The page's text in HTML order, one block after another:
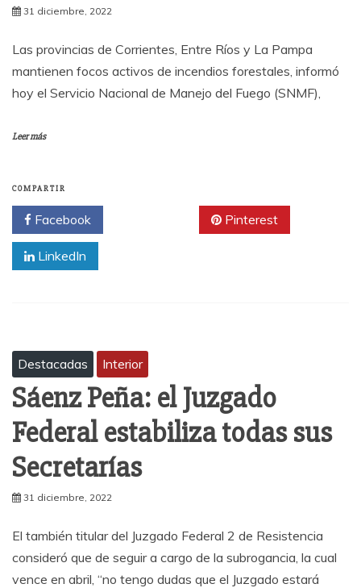
31 diciembre, 2022
Las provincias de Corrientes, Entre Ríos y La Pampa
mantienen focos activos de incendios forestales, informó
hoy el Servicio Nacional de Manejo del Fuego (SNMF),
Leer más
COMPARTIR
Facebook Pinterest
LinkedIn
Destacadas Interior
Sáenz Peña: el Juzgado
Federal estabiliza todas sus
Secretarías
31 diciembre, 2022
El también titular del Juzgado Federal 2 de Resistencia
consideró que de seguir a cargo de la subrogancia, la cual
vence en abril, “no tengo dudas que el Juzgado estará